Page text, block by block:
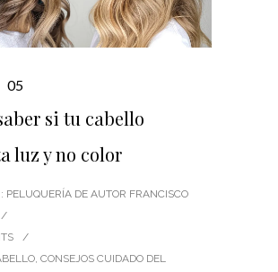
05
si tu cabello
luz y no color
: PELUQUERÍA DE AUTOR FRANCISCO
/
/
CONSEJOS CUIDADO DEL